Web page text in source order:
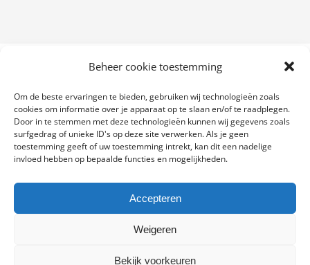
Beheer cookie toestemming
Om de beste ervaringen te bieden, gebruiken wij technologieën zoals
cookies om informatie over je apparaat op te slaan en/of te raadplegen.
Door in te stemmen met deze technologieën kunnen wij gegevens zoals
surfgedrag of unieke ID's op deze site verwerken. Als je geen
toestemming geeft of uw toestemming intrekt, kan dit een nadelige
invloed hebben op bepaalde functies en mogelijkheden.
Accepteren
Weigeren
Bekijk voorkeuren
© Copyright 2012 - 2026
Meten is
Weten|Algemene Voorwaarden|